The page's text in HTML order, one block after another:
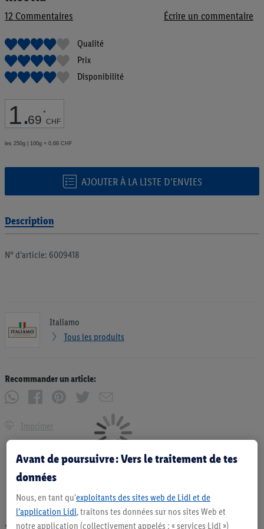
12 Commentaires Écrire un commentaire
Qualité
Prix
Disponibilité
1.69 *
CHF
les 250g | 100g = 0,68 CHF
AJOUTER À LA LISTE D’ENVIES
la
d’images
Description
N° d’article: 6009418
Italiamo
Tous les produits
Recommander un article:
Imprimer
Avant de poursuivre : Vers le traitement de tes
données
Nous, en tant qu'exploitants des sites web de Lidl et de
l’application Lidl, traitons tes données sur nos sites Web et
notre application (collectivement appelés : « services Lidl »)